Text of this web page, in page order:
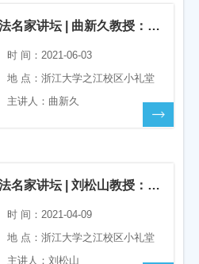
立法名家讲坛 | 曲新久教授：刑法修正案（十一）的理解与适用
时 间：2021-06-03
地 点：浙江大学之江校区小礼堂
主讲人：曲新久
立法名家讲坛 | 刘松山教授：我国宪法和宪法修改的若干重大问题
时 间：2021-04-09
地 点：浙江大学之江校区小礼堂
主讲人：刘松山